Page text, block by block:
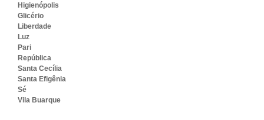
Higienópolis
Glicério
Liberdade
Luz
Pari
República
Santa Cecília
Santa Efigênia
Sé
Vila Buarque